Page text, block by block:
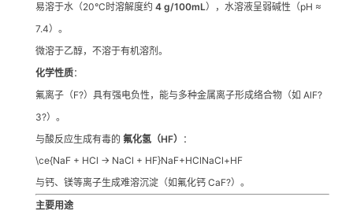
易溶于水（20°C时溶解度约 4 g/100mL），水溶液呈弱碱性（pH ≈
7.4）。
微溶于乙醇，不溶于有机溶剂。
化学性质：
氟离子（F?）具有强电负性，能与多种金属离子形成络合物（如 AlF?
3?）。
与酸反应生成有毒的 氟化氢（HF） ：
\ce{NaF + HCl -> NaCl + HF}NaF+HClNaCl+HF
与钙、镁等离子生成难溶沉淀（如氟化钙 CaF?）。
主要用途